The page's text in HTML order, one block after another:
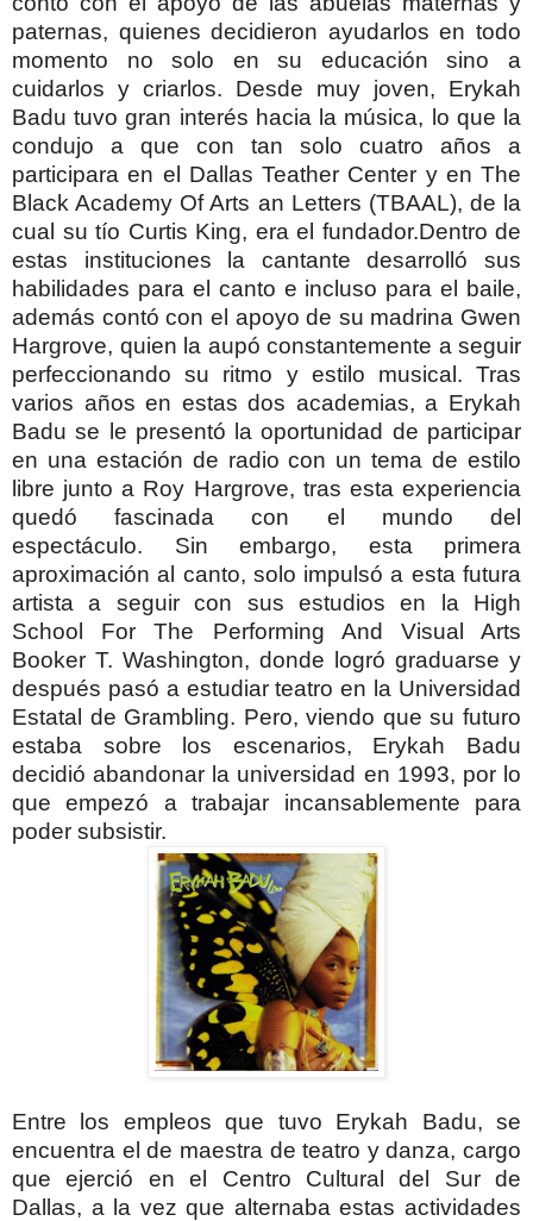
paternas, quienes decidieron ayudarlos en todo
momento no solo en su educación sino a
cuidarlos y criarlos. Desde muy joven, Erykah
Badu tuvo gran interés hacia la música, lo que la
condujo a que con tan solo cuatro años a
participara en el Dallas Teather Center y en The
Black Academy Of Arts an Letters (TBAAL), de la
cual su tío Curtis King, era el fundador.Dentro de
estas instituciones la cantante desarrolló sus
habilidades para el canto e incluso para el baile,
además contó con el apoyo de su madrina Gwen
Hargrove, quien la aupó constantemente a seguir
perfeccionando su ritmo y estilo musical. Tras
varios años en estas dos academias, a Erykah
Badu se le presentó la oportunidad de participar
en una estación de radio con un tema de estilo
libre junto a Roy Hargrove, tras esta experiencia
quedó fascinada con el mundo del
espectáculo. Sin embargo, esta primera
aproximación al canto, solo impulsó a esta futura
artista a seguir con sus estudios en la High
School For The Performing And Visual Arts
Booker T. Washington, donde logró graduarse y
después pasó a estudiar teatro en la Universidad
Estatal de Grambling. Pero, viendo que su futuro
estaba sobre los escenarios, Erykah Badu
decidió abandonar la universidad en 1993, por lo
que empezó a trabajar incansablemente para
poder subsistir.
Entre los empleos que tuvo Erykah Badu, se
encuentra el de maestra de teatro y danza, cargo
que ejerció en el Centro Cultural del Sur de
Dallas, a la vez que alternaba estas actividades